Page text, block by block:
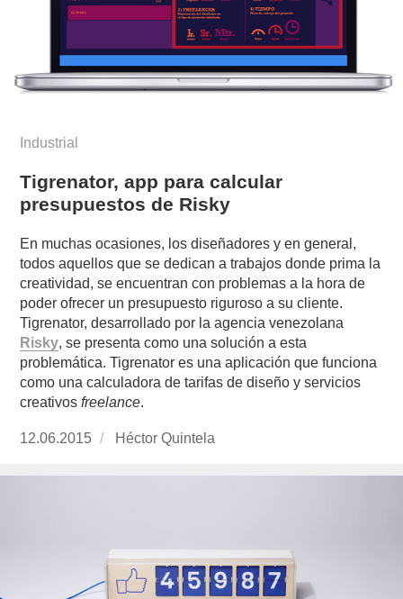
Industrial
Tigrenator, app para calcular
presupuestos de Risky
En muchas ocasiones, los diseñadores y en general,
todos aquellos que se dedican a trabajos donde prima la
creatividad, se encuentran con problemas a la hora de
poder ofrecer un presupuesto riguroso a su cliente.
Tigrenator, desarrollado por la agencia venezolana
Risky, se presenta como una solución a esta
problemática. Tigrenator es una aplicación que funciona
como una calculadora de tarifas de diseño y servicios
creativosfreelance.
Publicado
12.06.2015 https://www.experimenta.es/author/
Héctor Quintela